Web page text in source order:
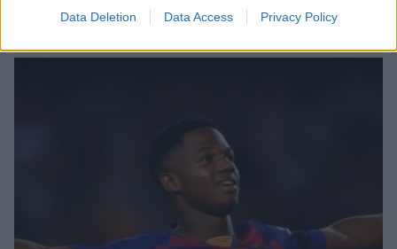
Data Deletion Data Access Privacy Policy